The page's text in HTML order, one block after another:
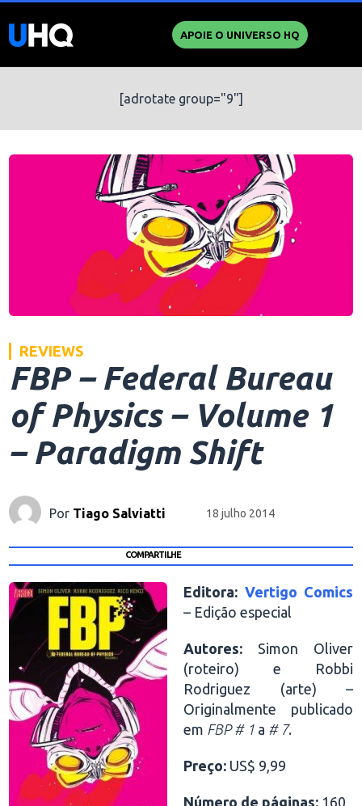
APOIE O UNIVERSO HQ
[adrotate group="9"]
REVIEWS
FBP – Federal Bureau
of Physics – Volume 1
– Paradigm Shift
Por Tiago Salviatti 18 julho 2014
COMPARTILHE
Editora: Vertigo Comics
– Edição especial
Autores: Simon Oliver
(roteiro) e Robbi
Rodriguez (arte) –
Originalmente publicado
em FBP # 1 a # 7.
Preço: US$ 9,99
Número de páginas: 160